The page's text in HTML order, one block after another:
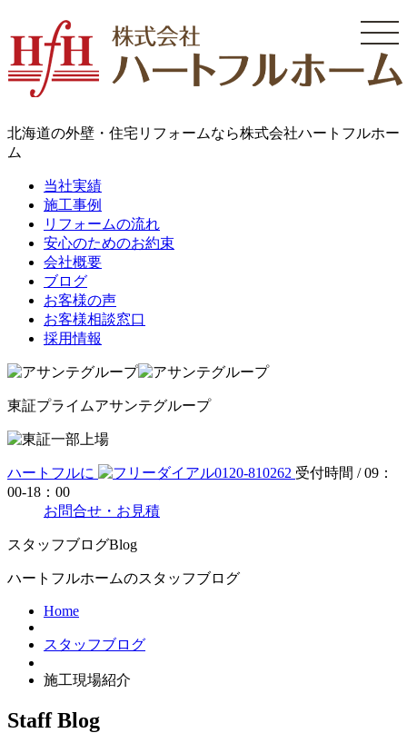
テ
ン
へ
ス
キ
北海道の外壁・住宅リフォームなら株式会社ハートフルホー
ム
当社実績
施工事例
リフォームの流れ
安心のためのお約束
会社概要
ブログ
お客様の声
お客様相談窓口
採用情報
東証プライムアサンテグループ
ハートフルに 0120-810262 受付時間 / 09：
00-18：00
お問合せ・お見積
スタッフブログBlog
ハートフルホームのスタッフブログ
Home
スタッフブログ
施工現場紹介
Staff Blog